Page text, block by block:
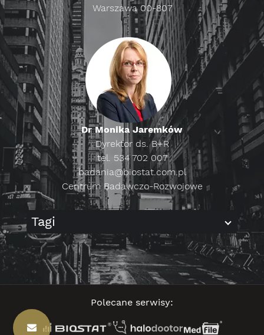
Warszawa 00-807
Dr Monika Jaremków
Dyrektor ds. B+R
tel. 534 702 007
badania@biostat.com.pl
Centrum Badawczo-Rozwojowe
Tagi
Polecane serwisy: